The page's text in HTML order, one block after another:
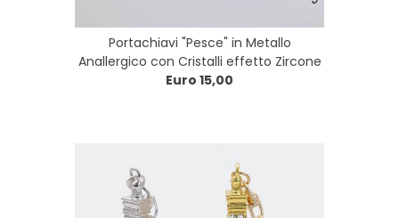
Portachiavi "Pesce" in Metallo
Anallergico con Cristalli effetto Zircone
Euro 15,00